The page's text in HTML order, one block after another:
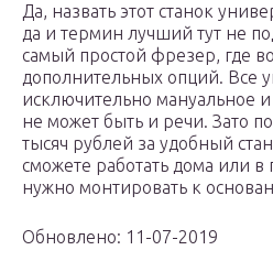
Да, назвать этот станок
да и термин лучший тут не
самый простой фрезер, где
дополнительных опций. Все
исключительно мануальное
не может быть и речи. Зато
тысяч рублей за удобный
сможете работать дома или
нужно монтировать к
Обновлено: 11-07-2019